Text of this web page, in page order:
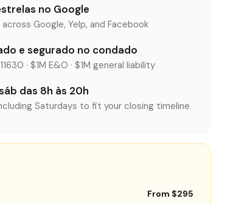
no Google
Google, Yelp, and Facebook
e segurado no condado
· $1M E&O · $1M general liability
das 8h às 20h
Saturdays to fit your closing timeline
From $295